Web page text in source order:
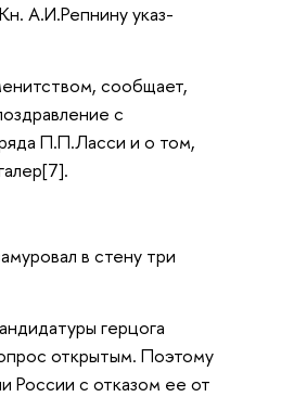
А.И.Репнину указ-
сообщает,
с
П.П.Ласси и о том,
в стену три
герцога
открытым. Поэтому
России с отказом ее от